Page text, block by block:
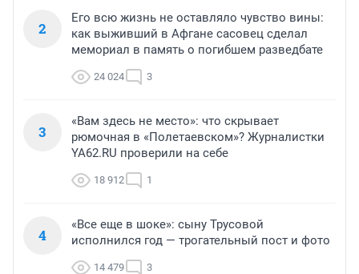
2
Его всю жизнь не оставляло чувство вины:
как выживший в Афгане сасовец сделал
мемориал в память о погибшем разведбате
24 024 3
3
«Вам здесь не место»: что скрывает
рюмочная в «Полетаевском»? Журналистки
YA62.RU проверили на себе
18 912 1
4
«Все еще в шоке»: сыну Трусовой
исполнился год — трогательный пост и фото
14 479 3